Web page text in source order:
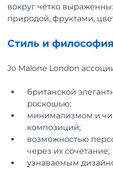
вокруг чётко
природой, фруктами,
Стиль и
Jo Malone London
британской
роскошью;
минимализмом и
композиций;
возможностью
через их сочетание;
узнаваемым